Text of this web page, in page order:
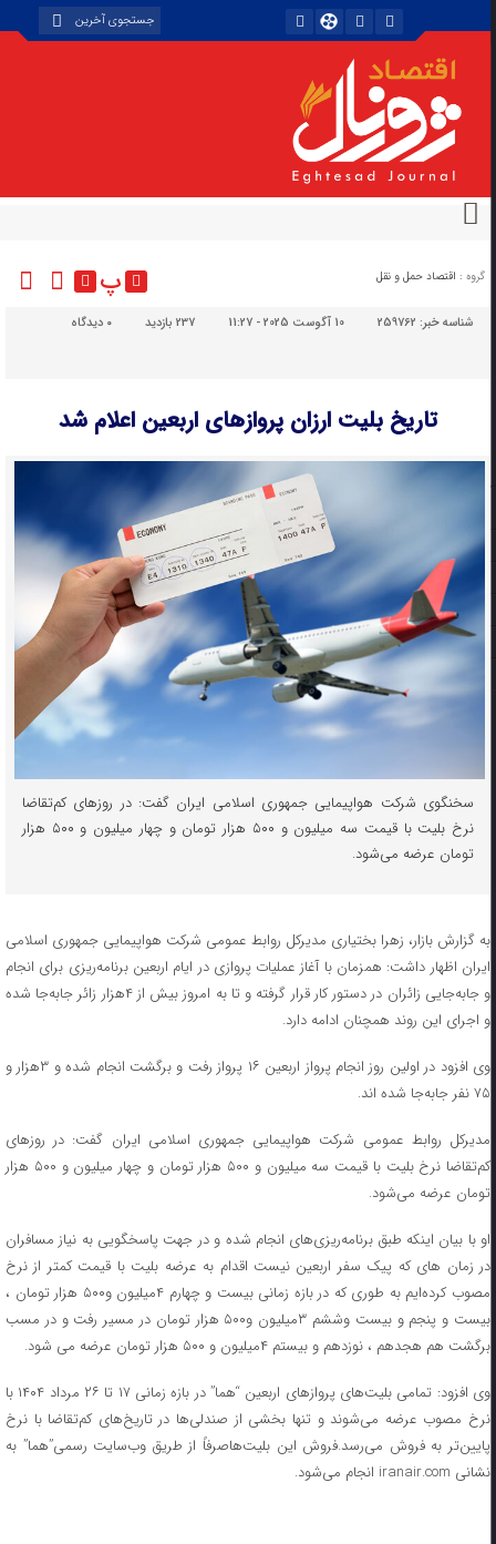
گروه : اقتصاد حمل و نقل پ
شناسه خبر:259762 10 آگوست 2025 - 11:27 237 بازدید دیدگاه
تاریخ بلیت ارزان پروازهای اربعین اعلام شد
سخنگوی شرکت هواپیمایی جمهوری اسلامی ایران گفت: در روزهای کم‌تقاضا
نرخ بلیت با قیمت سه میلیون و ۵۰۰ هزار تومان و چهار میلیون و ۵۰۰ هزار
تومان عرضه می‌شود.
به گزارش بازار، زهرا بختیاری مدیرکل روابط عمومی شرکت هواپیمایی جمهوری اسلامی
ایران اظهار داشت: همزمان با آغاز عملیات پروازی در ایام اربعین برنامه‌ریزی برای انجام
و جابه‌جایی زائران در دستور کار قرار گرفته و تا به امروز بیش از ۴هزار زائر جابه‌جا شده
و اجرای این روند همچنان ادامه دارد.
وی افزود در اولین روز انجام پرواز اربعین ۱۶ پرواز رفت و برگشت انجام شده و ۳هزار و
۷۵ نفر جابه‌جا شده اند.
مدیرکل روابط عمومی شرکت هواپیمایی جمهوری اسلامی ایران گفت: در روزهای
کم‌تقاضا نرخ بلیت با قیمت سه میلیون و ۵۰۰ هزار تومان و چهار میلیون و ۵۰۰ هزار
تومان عرضه می‌شود.
او با بیان اینکه طبق برنامه‌ریزی‌های انجام شده و در جهت پاسخگویی به نیاز مسافران
در زمان های که‌ پیک سفر اربعین نیست اقدام به عرضه بلیت با قیمت کمتر از نرخ
مصوب کرده‌ایم به طوری که‌ در بازه زمانی بیست و چهارم ۴میلیون و۵۰۰ هزار تومان ،
بیست و پنجم و بیست وششم ۳میلیون و۵۰۰ هزار تومان در مسیر رفت و در مسب
برگشت هم هجدهم ، نوزدهم و بیستم ۴میلیون و ۵۰۰ هزار تومان عرضه می شود.
وی افزود: تمامی بلیت‌های پروازهای اربعین “هما” در بازه زمانی ۱۷ تا ۲۶ مرداد ۱۴۰۴ با
نرخ مصوب عرضه می‌شوند و تنها بخشی از صندلی‌ها در تاریخ‌های کم‌تقاضا با نرخ
پایین‌تر به فروش می‌رسد.فروش این بلیت‌هاصرفاً از طریق وب‌سایت رسمی”هما” به
نشانی iranair.com انجام می‌شود.